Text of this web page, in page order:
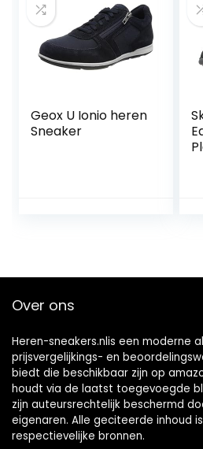
Geox U Ionio heren
Sneaker
Over ons
Heren-sneakers.nlis een moderne
prijsvergelijkings- en
biedt die beschikbaar zijn op
houdt via de laatst toegevoegde
zijn auteursrechtelijk beschermd
eigenaren. Alle geciteerde inhoud
respectievelijke bronnen.